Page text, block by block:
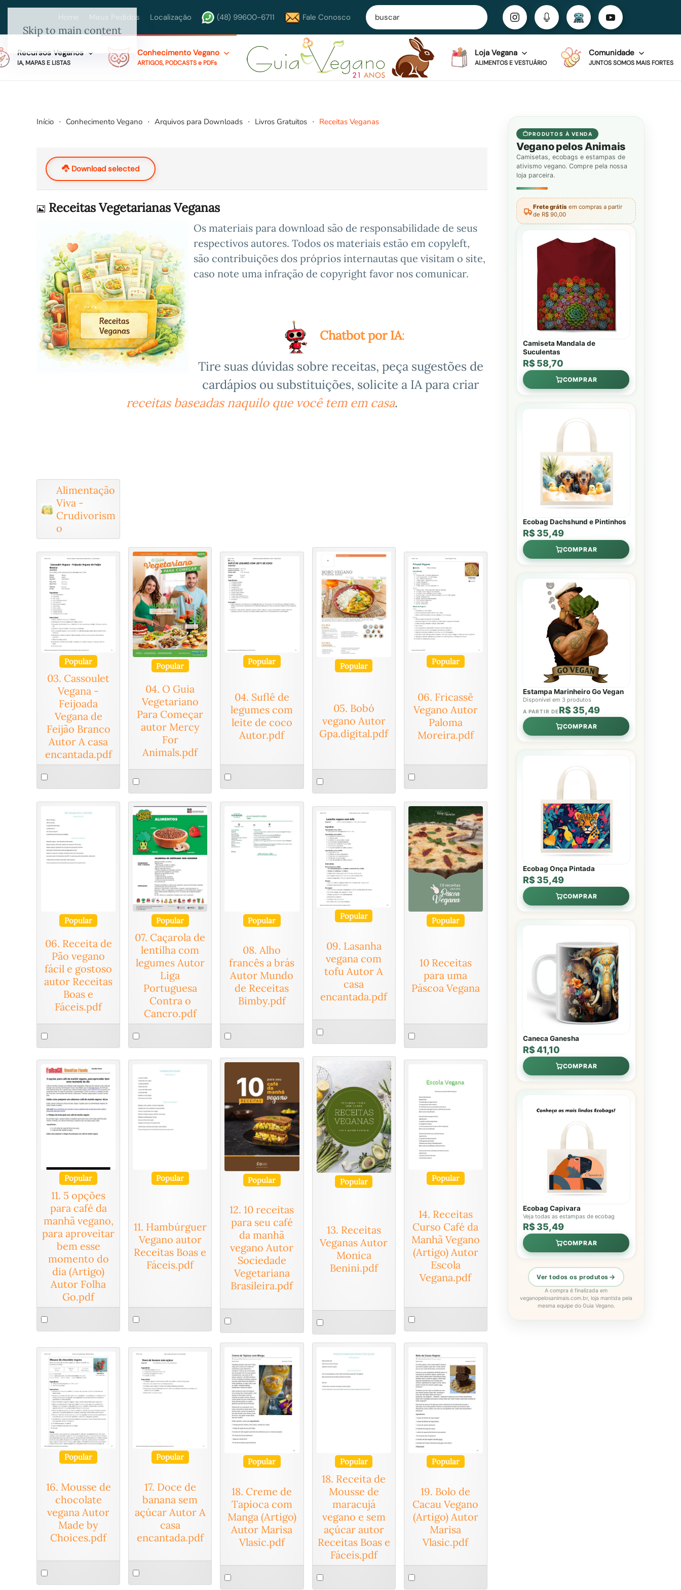
Skip to main content
Home Meus Pedidos Localização (48) 99600-6711 Fale Conosco
Recursos Veganos
IA, MAPAS E LISTAS
Conhecimento Vegano
ARTIGOS, PODCASTS e PDFs
Loja Vegana
ALIMENTOS E VESTUÁRIO
Comunidade
JUNTOS SOMOS MAIS FORTES
Início Conhecimento Vegano Arquivos para Downloads Livros Gratuitos Receitas Veganas
Download selected
Imagem
Receitas Vegetarianas Veganas
Os materiais para download são de responsabilidade de seus
respectivos autores. Todos os materiais estão em copyleft,
são contribuições dos próprios internautas que visitam o site,
caso note uma infração de copyright favor nos comunicar.
Chatbot por IA:
Tire suas dúvidas sobre receitas, peça sugestões de
cardápios ou substituições, solicite a IA para criar
receitas baseadas naquilo que você tem em casa.
Alimentação
Viva -
Crudivorism
o
Popular
03. Cassoulet
Vegana -
Feijoada
Vegana de
Feijão Branco
Autor A casa
encantada.pdf
Select
an
item
Popular
04. O Guia
Vegetariano
Para Começar
autor Mercy
For
Animals.pdf
Select
an
item
Popular
04. Suflê de
legumes com
leite de coco
Autor.pdf
Select
an
item
Popular
05. Bobó
vegano Autor
Gpa.digital.pdf
Select
an
item
Popular
06. Fricassê
Vegano Autor
Paloma
Moreira.pdf
Select
an
item
Popular
06. Receita de
Pão vegano
fácil e gostoso
autor Receitas
Boas e
Fáceis.pdf
Select
an
item
Popular
07. Caçarola de
lentilha com
legumes Autor
Liga
Portuguesa
Contra o
Cancro.pdf
Select
an
item
Popular
08. Alho
francês a brás
Autor Mundo
de Receitas
Bimby.pdf
Select
an
item
Popular
09. Lasanha
vegana com
tofu Autor A
casa
encantada.pdf
Select
an
item
Popular
10 Receitas
para uma
Páscoa Vegana
Select
an
item
Popular
11. 5 opções
para café da
manhã vegano,
para aproveitar
bem esse
momento do
dia (Artigo)
Autor Folha
Go.pdf
Select
an
item
Popular
11. Hambúrguer
Vegano autor
Receitas Boas e
Fáceis.pdf
Select
an
item
Popular
12. 10 receitas
para seu café
da manhã
vegano Autor
Sociedade
Vegetariana
Brasileira.pdf
Select
an
item
Popular
13. Receitas
Veganas Autor
Monica
Benini.pdf
Select
an
Popular
14. Receitas
Curso Café da
Manhã Vegano
(Artigo) Autor
Escola
Vegana.pdf
Select
an
item
Popular
16. Mousse de
chocolate
vegana Autor
Made by
Choices.pdf
Select
an
Popular
17. Doce de
banana sem
açúcar Autor A
casa
encantada.pdf
Select
an
Popular
18. Creme de
Tapioca com
Manga (Artigo)
Autor Marisa
Vlasic.pdf
Select
an
Popular
18. Receita de
Mousse de
maracujá
vegano e sem
açúcar autor
Receitas Boas e
Fáceis.pdf
Select
an
Popular
19. Bolo de
Cacau Vegano
(Artigo) Autor
Marisa
Vlasic.pdf
Select
an
PRODUTOS À VENDA
Vegano pelos Animais
Camisetas, ecobags e estampas de
ativismo vegano. Compre pela nossa
loja parceira.
Frete grátis em compras a partir
de R$ 90,00
Camiseta Mandala de
Suculentas
R$ 58,70
COMPRAR
Ecobag Dachshund e Pintinhos
R$ 35,49
COMPRAR
Estampa Marinheiro Go Vegan
Disponível em 3 produtos
A PARTIR DER$ 35,49
COMPRAR
Ecobag Onça Pintada
R$ 35,49
COMPRAR
Caneca Ganesha
R$ 41,10
COMPRAR
Ecobag Capivara
Veja todas as estampas de ecobag
R$ 35,49
COMPRAR
Ver todos os produtos
A compra é finalizada em
veganopelosanimais.com.br, loja mantida pela
mesma equipe do Guia Vegano.